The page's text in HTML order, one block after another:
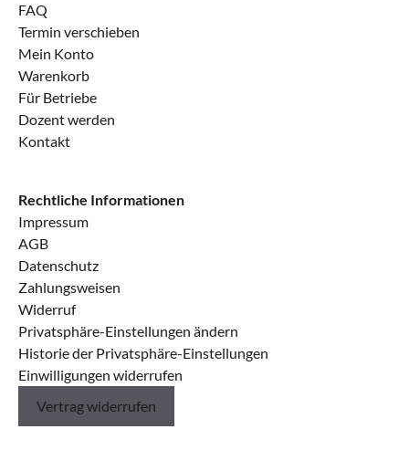
FAQ
Termin verschieben
Mein Konto
Warenkorb
Für Betriebe
Dozent werden
Kontakt
Rechtliche Informationen
Impressum
AGB
Datenschutz
Zahlungsweisen
Widerruf
Privatsphäre-Einstellungen ändern
Historie der Privatsphäre-Einstellungen
Einwilligungen widerrufen
Vertrag widerrufen